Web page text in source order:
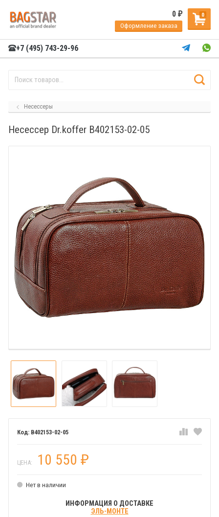
0
0₽
Оформление заказа
+7 (495) 743-29-96
Несессеры
Несессер Dr.koffer B402153-02-05
B402153-02-05
ЦЕНА: 10 550 ₽
Нет в наличии
ИНФОРМАЦИЯ О ДОСТАВКЕ
ЭЛЬ-МОНТЕ